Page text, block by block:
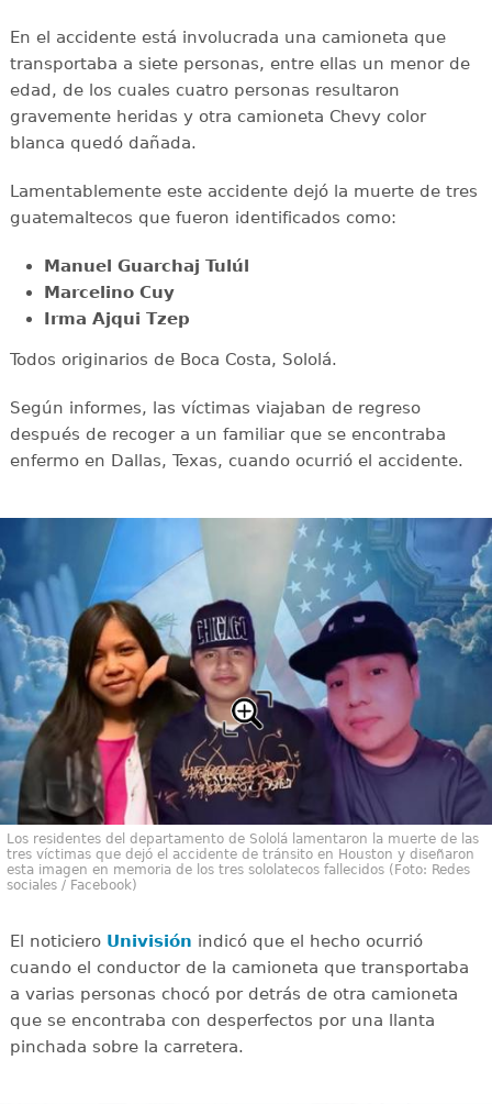
En el accidente está involucrada una camioneta que
transportaba a siete personas, entre ellas un menor de
edad, de los cuales cuatro personas resultaron
gravemente heridas y otra camioneta Chevy color
blanca quedó dañada.
Lamentablemente este accidente dejó la muerte de tres
guatemaltecos que fueron identificados como:
Manuel Guarchaj Tulúl
Marcelino Cuy
Irma Ajqui Tzep
Todos originarios de Boca Costa, Sololá.
Según informes, las víctimas viajaban de regreso
después de recoger a un familiar que se encontraba
enfermo en Dallas, Texas, cuando ocurrió el accidente.
Los residentes del departamento de Sololá lamentaron la muerte de las
tres víctimas que dejó el accidente de tránsito en Houston y diseñaron
esta imagen en memoria de los tres sololatecos fallecidos (Foto: Redes
sociales / Facebook)
El noticiero Univisión indicó que el hecho ocurrió
cuando el conductor de la camioneta que transportaba
a varias personas chocó por detrás de otra camioneta
que se encontraba con desperfectos por una llanta
pinchada sobre la carretera.